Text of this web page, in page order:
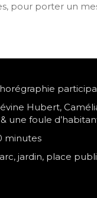
pour porter un
Hubert,
une foule
minutes
jardin, place